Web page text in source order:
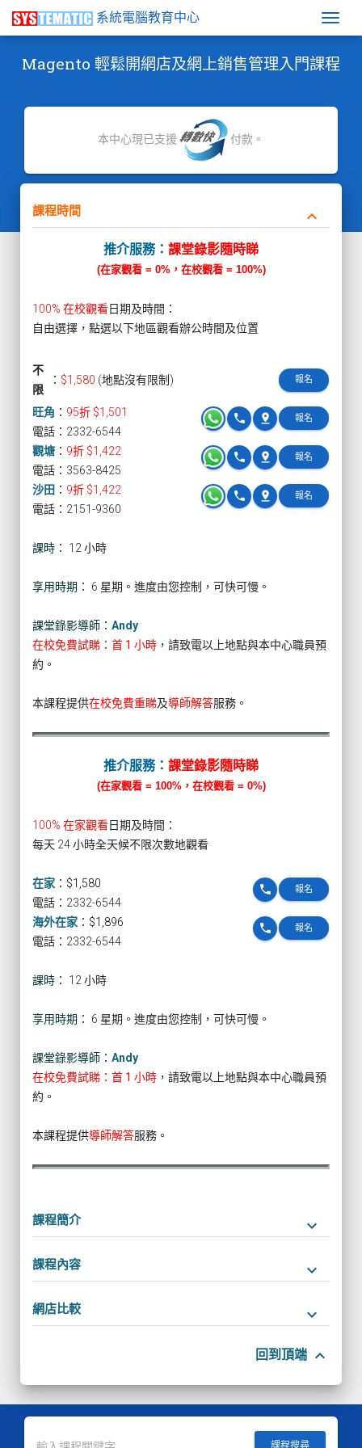
系統電腦教育中心
Magento 輕鬆開網店及網上銷售管理入門課程
本中心現已支援 付款。
課程時間 keyboard_arrow_down
推介服務： 課堂錄影隨時睇
(在家觀看 = 0%，在校觀看 = 100%)
100% 在校觀看日期及時間：
自由選擇，點選以下地區觀看辦公時間及位置
不
限
： $1,580 (地點沒有限制) 報名
旺角 ： 95折 $1,501 報名
pin_drop
phone
電話：2332-6544
觀塘 ： 9折 $1,422 報名
pin_drop
phone
電話：3563-8425
沙田 ： 9折 $1,422 報名
pin_drop
phone
電話：2151-9360
課時： 12 小時
享用時期： 6 星期。進度由您控制，可快可慢。
課堂錄影導師： Andy
在校免費試睇：首 1 小時 ，請致電以上地點與本中心職員預
約。
本課程提供在校免費重睇及導師解答服務。
推介服務： 課堂錄影隨時睇
(在家觀看 = 100%，在校觀看 = 0%)
100% 在家觀看日期及時間：
每天 24 小時全天候不限次數地觀看
在家 ： $1,580 報名
phone
電話：2332-6544
海外在家 ： $1,896 報名
phone
電話：2332-6544
課時： 12 小時
享用時期： 6 星期。進度由您控制，可快可慢。
課堂錄影導師： Andy
在校免費試睇：首 1 小時 ，請致電以上地點與本中心職員預
約。
本課程提供導師解答服務。
課程簡介 keyboard_arrow_down
課程內容 keyboard_arrow_down
網店比較 keyboard_arrow_down
回到頂端 keyboard_arrow_up
課程搜尋